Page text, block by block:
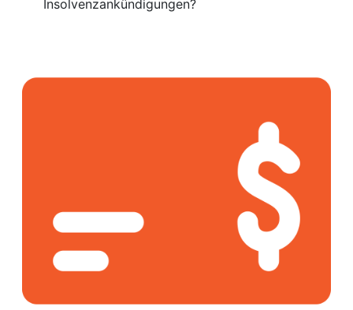
Insolvenzankündigungen?